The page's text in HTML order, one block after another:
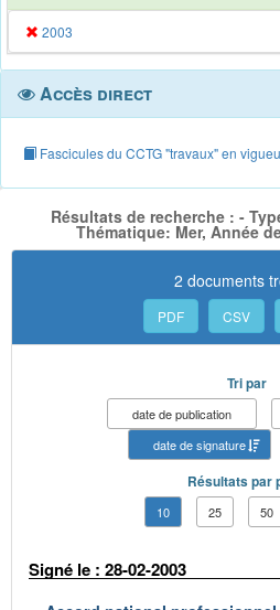
2003
Accès direct
Fascicules du CCTG "travaux" en
Résultats de recherche : -
Thématique: Mer, Année
2 documents
PDF CSV
Tri par
date de publication
date de signature
Résultats par
10 25 50
Signé le : 28-02-2003